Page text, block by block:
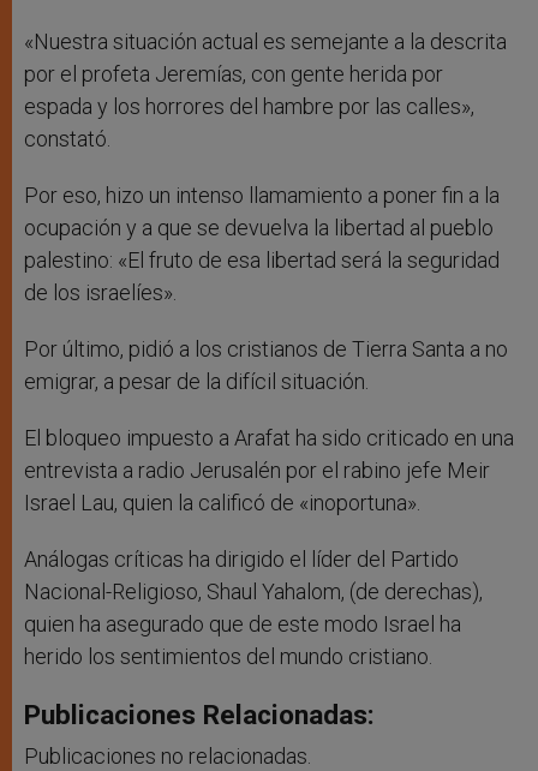
«Nuestra situación actual es semejante a la descrita
por el profeta Jeremías, con gente herida por
espada y los horrores del hambre por las calles»,
constató.
Por eso, hizo un intenso llamamiento a poner fin a la
ocupación y a que se devuelva la libertad al pueblo
palestino: «El fruto de esa libertad será la seguridad
de los israelíes».
Por último, pidió a los cristianos de Tierra Santa a no
emigrar, a pesar de la difícil situación.
El bloqueo impuesto a Arafat ha sido criticado en una
entrevista a radio Jerusalén por el rabino jefe Meir
Israel Lau, quien la calificó de «inoportuna».
Análogas críticas ha dirigido el líder del Partido
Nacional-Religioso, Shaul Yahalom, (de derechas),
quien ha asegurado que de este modo Israel ha
herido los sentimientos del mundo cristiano.
Publicaciones Relacionadas:
Publicaciones no relacionadas.